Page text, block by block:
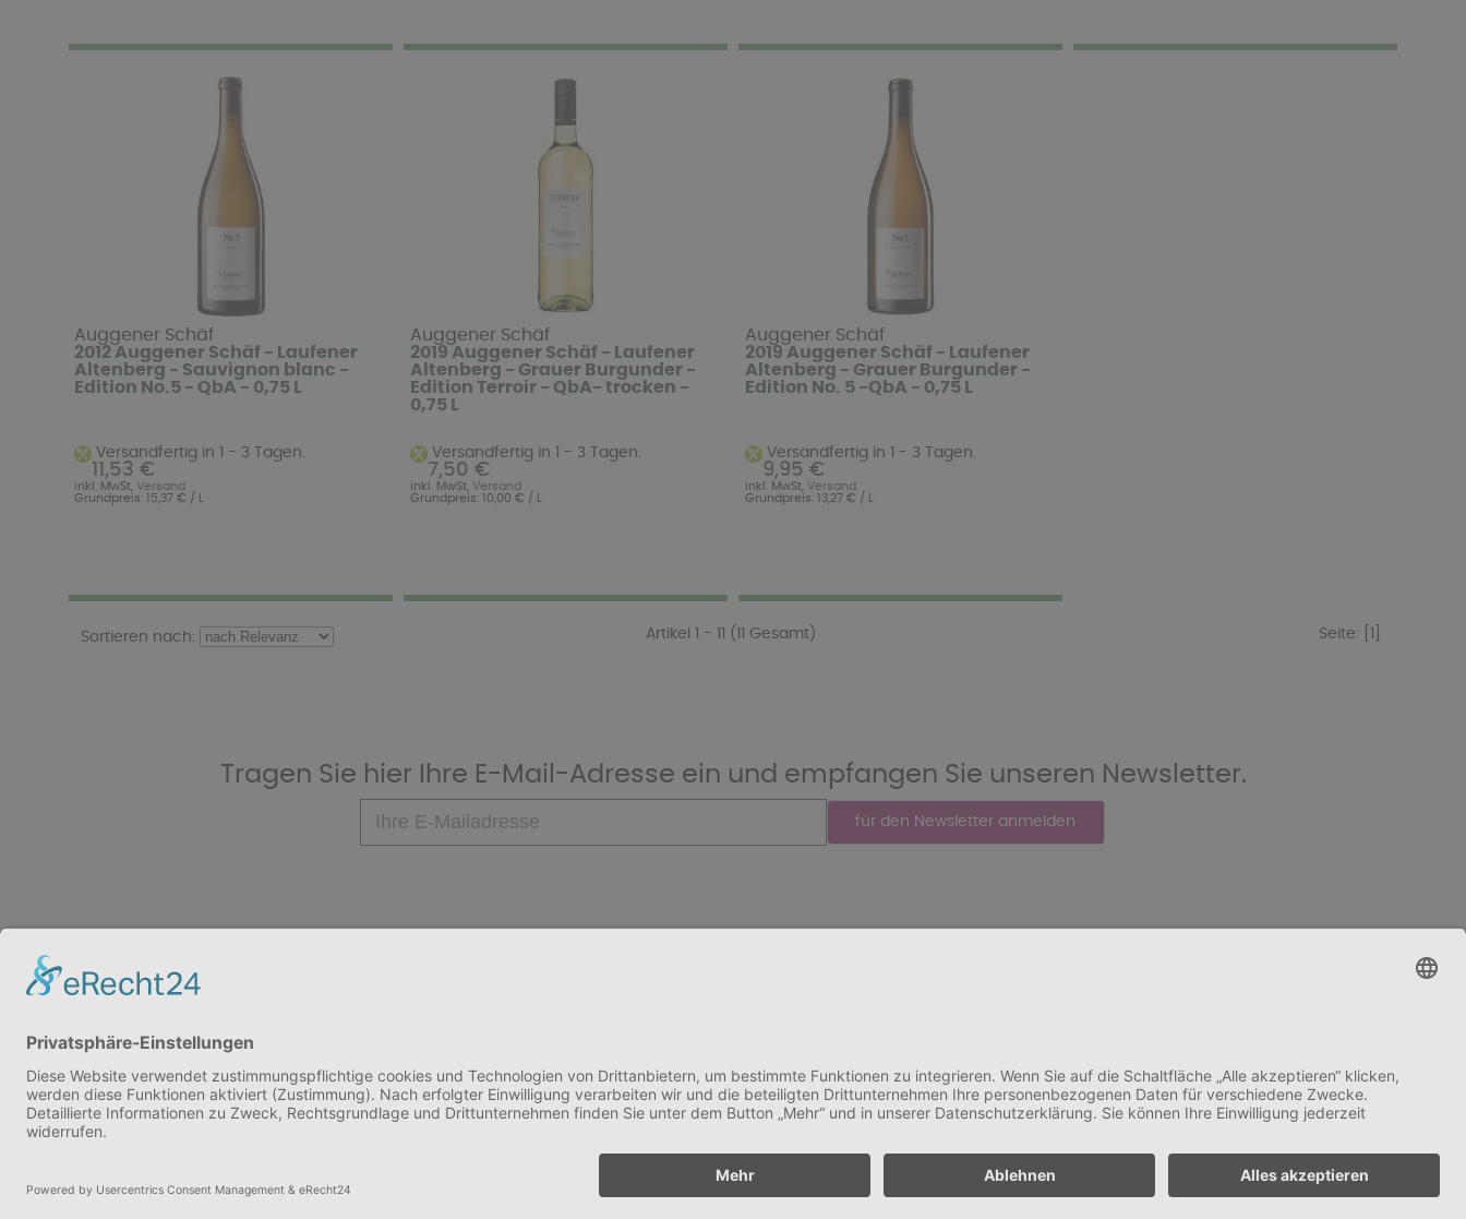
Auggener Schäf
2012 Auggener Schäf - Laufener
Altenberg - Sauvignon blanc -
Edition No.5 - QbA - 0,75 L
Versandfertig in 1 - 3 Tagen.
11,53 €
inkl. MwSt,Versand
Grundpreis: 15,37 € / L
Auggener Schäf
2019 Auggener Schäf - Laufener
Altenberg - Grauer Burgunder -
Edition Terroir - QbA- trocken -
0,75 L
Versandfertig in 1 - 3 Tagen.
7,50 €
inkl. MwSt, Versand
Grundpreis: 10,00 € / L
Auggener Schäf
2019 Auggener Schäf - Laufener
Altenberg - Grauer Burgunder -
Edition No. 5 -QbA - 0,75 L
Versandfertig in 1 - 3 Tagen.
9,95 €
inkl. MwSt, Versand
Grundpreis: 13,27 € / L
Sortieren nach: Artikel 1 - 11 (11 Gesamt) Seite: [1]
Tragen Sie hier Ihre E-Mail-Adresse ein und empfangen Sie unseren Newsletter.
Herstellerliste